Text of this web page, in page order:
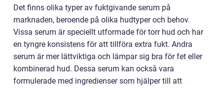
Det finns olika typer av fuktgivande serum på
marknaden, beroende på olika hudtyper och behov.
Vissa serum är speciellt utformade för torr hud och har
en tyngre konsistens för att tillföra extra fukt. Andra
serum är mer lättviktiga och lämpar sig bra för fet eller
kombinerad hud. Dessa serum kan också vara
formulerade med ingredienser som hjälper till att